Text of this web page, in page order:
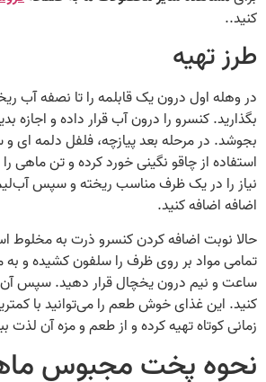
کنید..
طرز تهیه
در وهله اول درون یک قابلمه را تا نصفه آب
بگذارید. کنسرو را درون آب قرار داده و اجازه
بجوشد. در مرحله بعد پیازچه، فلفل دلمه ای و
استفاده از چاقو نگینی خورد کرده و تن ماهی
نیاز را در یک ظرف مناسب ریخته و سپس
اضافه اضافه کنید.
حالا نوبت اضافه کردن کنسرو ذرت به مخلوط
ساعت و نیم درون یخچال قرار دهید. سپس آن
کنید. این غذای خوش طعم را می‌توانید با
زمانی کوتاه تهیه کرده و از طعم و مزه آن لذت
نحوه پخت مجبوس